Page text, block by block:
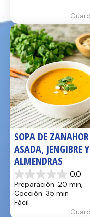
SOPA DE
ASADA, JENGIBRE Y
ALMENDRAS
0.0
0.0
de
5
estrellas.
Preparación: 20 min,
Cocción: 35 min
Fácil